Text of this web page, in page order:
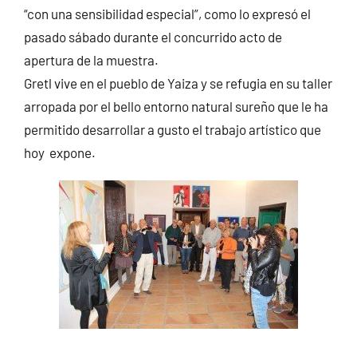
“con una sensibilidad especial”, como lo expresó el
pasado sábado durante el concurrido acto de
apertura de la muestra.
Gretl vive en el pueblo de Yaiza y se refugia en su taller
arropada por el bello entorno natural sureño que le ha
permitido desarrollar a gusto el trabajo artístico que
hoy expone.